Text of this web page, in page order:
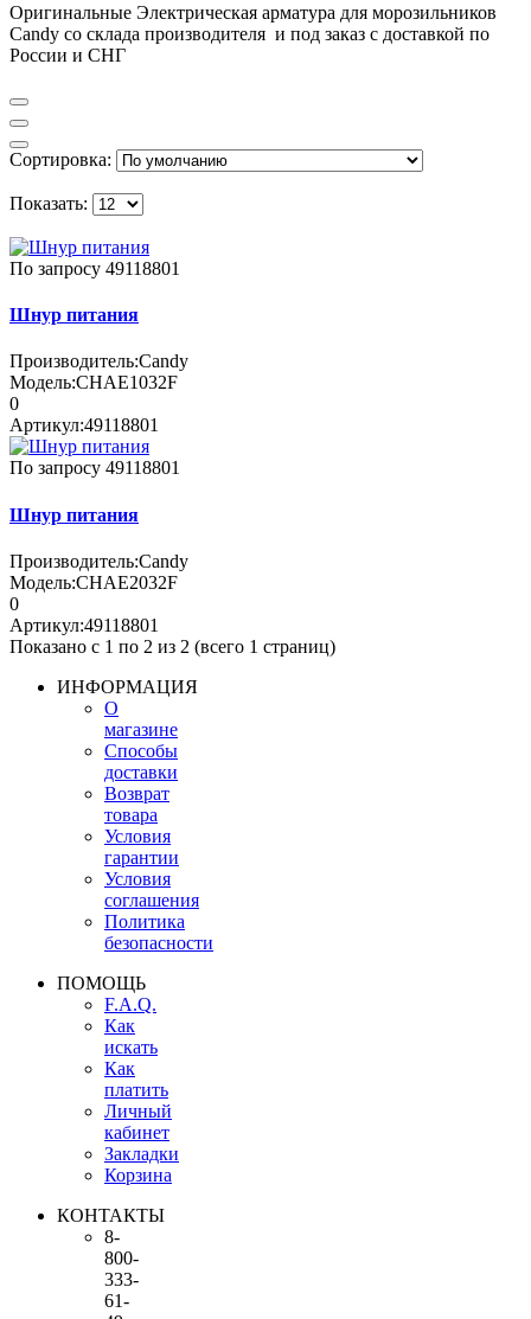
Оригинальные Электрическая арматура для морозильников
Candy со склада производителя и под заказ с доставкой по
России и СНГ
Сортировка:
Показать:
По запросу 49118801
Шнур питания
Производитель:Candy
Модель:CHAE1032F
0
Артикул:49118801
По запросу 49118801
Шнур питания
Производитель:Candy
Модель:CHAE2032F
0
Артикул:49118801
Показано с 1 по 2 из 2 (всего 1 страниц)
ИНФОРМАЦИЯ
О
магазине
Способы
доставки
Возврат
товара
Условия
гарантии
Условия
соглашения
Политика
безопасности
ПОМОЩЬ
F.A.Q.
Как
искать
Как
платить
Личный
кабинет
Закладки
Корзина
КОНТАКТЫ
8-
800-
333-
61-